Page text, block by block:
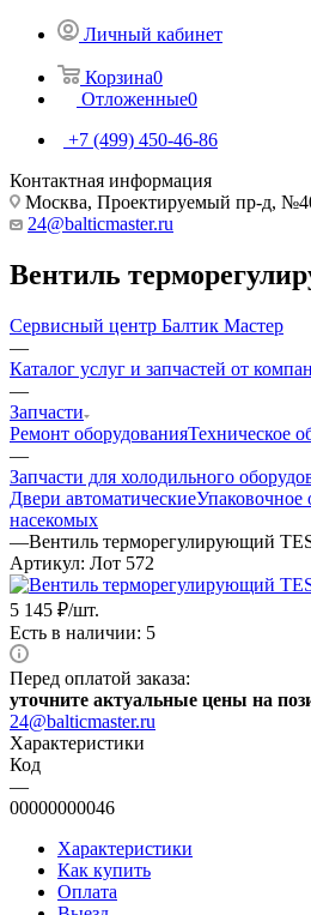
Личный кабинет
Корзина0
Отложенные0
+7 (499) 450-46-86
Контактная информация
Москва, Проектируемый пр-д,
24@balticmaster.ru
Вентиль
Сервисный центр Балтик Мастер
—
Каталог услуг и запчастей от
—
Запчасти
Ремонт оборудованияТехническое
—
Запчасти для холодильного
Двери автоматическиеУпаковочное
насекомых
—Вентиль терморегулирующий
Артикул: Лот 572
5 145 ₽/шт.
Есть в наличии: 5
Перед оплатой заказа:
уточните актуальные цены на
24@balticmaster.ru
Характеристики
Код
—
00000000046
Характеристики
Как купить
Оплата